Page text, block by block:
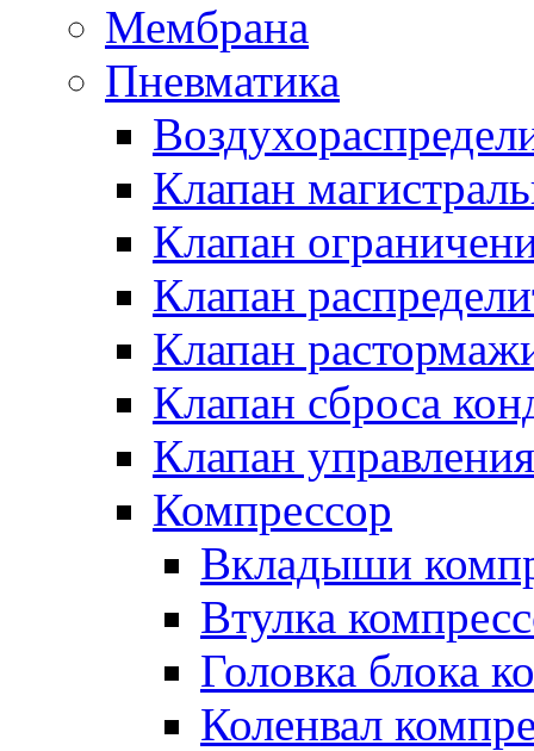
Мембрана
Пневматика
Клапан
Клапан
Клапан
Клапан
Клапан сброса
Клапан управления
Компрессор
Вкладыши
Втулка
Головка блока
Коленвал